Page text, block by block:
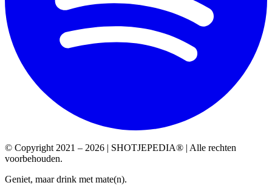
© Copyright 2021 – 2026 | SHOTJEPEDIA® | Alle rechten
voorbehouden.
Geniet, maar drink met mate(n).